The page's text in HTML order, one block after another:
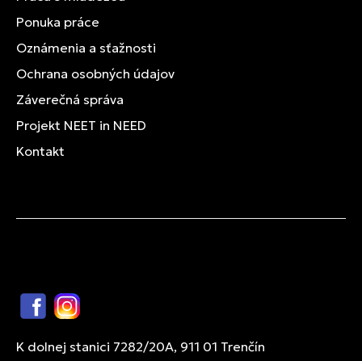
Ponuka práce
Oznámenia a sťažnosti
Ochrana osobných údajov
Záverečná správa
Projekt NEET in NEED
Kontakt
FacebookInstagram
K dolnej stanici 7282/20A, 911 01 Trenčín